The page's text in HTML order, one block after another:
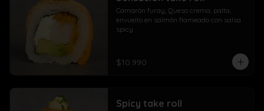
Camarón furay, Queso crema, palta,
envuelto en salmón flameado con salsa
spicy
$10.990
Spicy take roll